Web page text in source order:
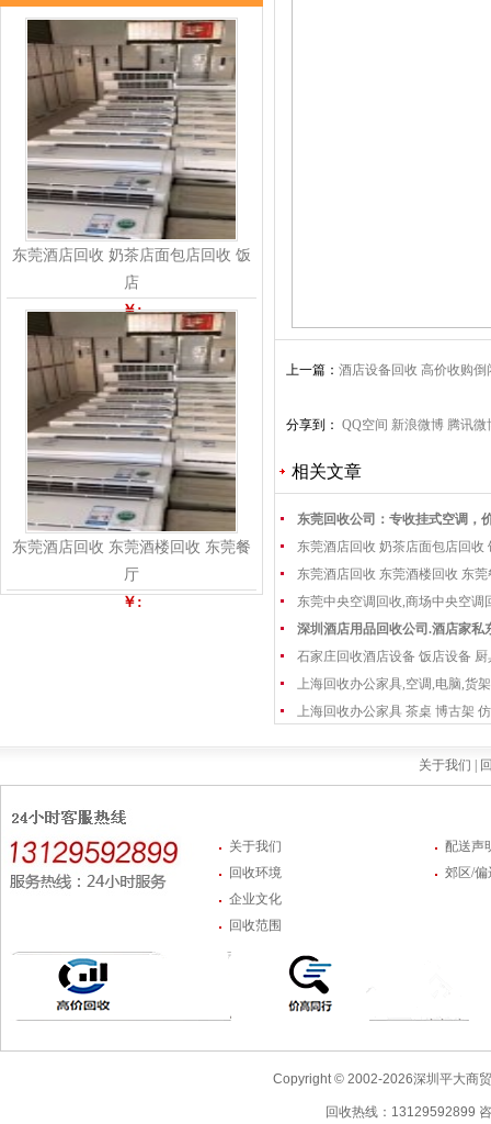
东莞酒店回收 奶茶店面包店回收 饭
店
￥:
东莞酒店回收 东莞酒楼回收 东莞餐
厅
￥:
上一篇： 酒店设备回收 高价收购
分享到： QQ空间 新浪微博 腾讯微
相关文章
东莞回收公司：专收挂式空调，
东莞酒店回收 奶茶店面包店回收
东莞酒店回收 东莞酒楼回收 东
东莞中央空调回收,商场中央空调
深圳酒店用品回收公司.酒店家私
石家庄回收酒店设备 饭店设备 厨
上海回收办公家具,空调,电脑,货
上海回收办公家具 茶桌 博古架
关于我们 |
关于我们
回收环境
企业文化
回收范围
配送声
郊区/
Copyright © 2002-2026深圳平大商
回收热线：13129592899